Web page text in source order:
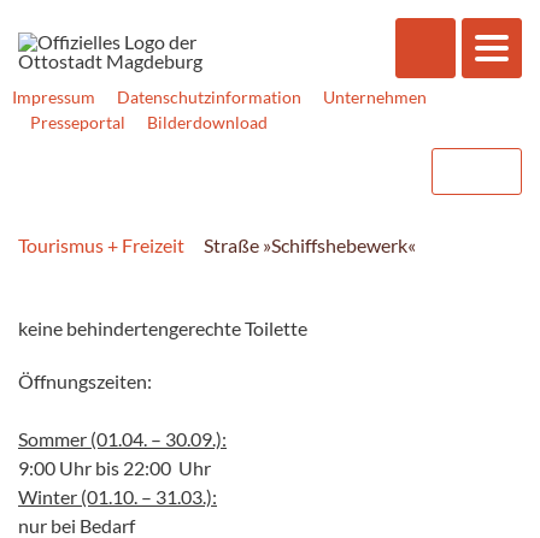
Impressum Datenschutzinformation
Unternehmen
Presseportal
Bilderdownload
Tourismus + Freizeit Straße »Schiffshebewerk«
keine behindertengerechte Toilette
Öffnungszeiten:
Sommer (01.04. – 30.09.):
9:00 Uhr bis 22:00 Uhr
Winter (01.10. – 31.03.):
nur bei Bedarf